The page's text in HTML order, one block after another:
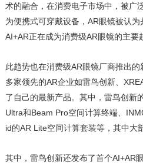
术的融合，在消费电子市场中，被广
为便携式可穿戴设备，AR眼镜被认为
AI+AR正在成为消费级AR眼镜的主要
此趋势也在消费级AR眼镜厂商推出
多家领先的AR企业如雷鸟创新、
了自己的最新产品。其中，雷鸟创新
Ultra和Beam Pro空间计算终端、
id的AR Lite空间计算套装等，其中大
其中，雷鸟创新还发布了首个AI+AR